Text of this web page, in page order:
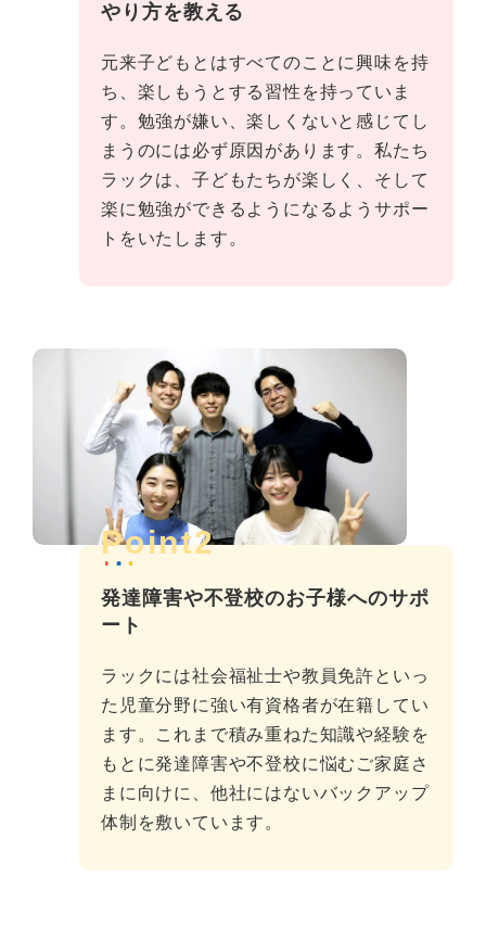
やり方を教える
元来子どもとはすべてのことに興味を持
ち、楽しもうとする習性を持っていま
す。勉強が嫌い、楽しくないと感じてし
まうのには必ず原因があります。私たち
ラックは、子どもたちが楽しく、そして
楽に勉強ができるようになるようサポー
トをいたします。
Point2
発達障害や不登校のお子様へのサポ
ート
ラックには社会福祉士や教員免許といっ
た児童分野に強い有資格者が在籍してい
ます。これまで積み重ねた知識や経験を
もとに発達障害や不登校に悩むご家庭さ
まに向けに、他社にはないバックアップ
体制を敷いています。